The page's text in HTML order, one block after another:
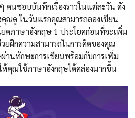
คนชอบบันทึกเรื่องราวในแต่ละวัน ดัง
ณดู ในวันแรกคุณสามารถลองเขียน
ยคภาษาอังกฤษ 1 ประโยคก่อนที่จะเพิ่ม
ยฝึกความสามารถในการคิดของคุณ
ผ่านทักษะการเขียนพร้อมกับการเพิ่ม
คุณใช้ภาษาอังกฤษได้คล่องมากขึ้น